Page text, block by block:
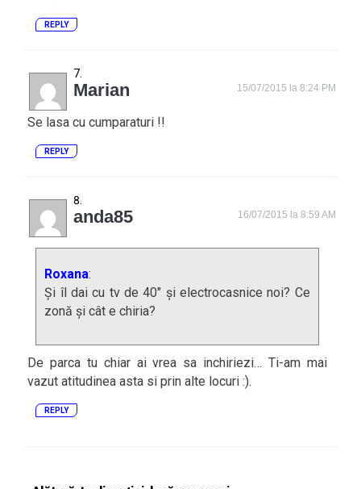
REPLY
Marian 15/07/2015 la 8:24 PM
Se lasa cu cumparaturi !!
REPLY
anda85 16/07/2015 la 8:59 AM
Roxana:
Și îl dai cu tv de 40″ și electrocasnice noi? Ce
zonă și cât e chiria?
De parca tu chiar ai vrea sa inchiriezi… Ti-am mai
vazut atitudinea asta si prin alte locuri :).
REPLY